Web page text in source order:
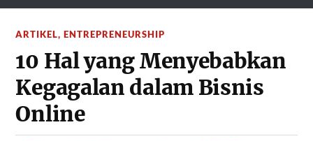
ARTIKEL,ENTREPRENEURSHIP
10 Hal yang Menyebabkan
Kegagalan dalam Bisnis
Online